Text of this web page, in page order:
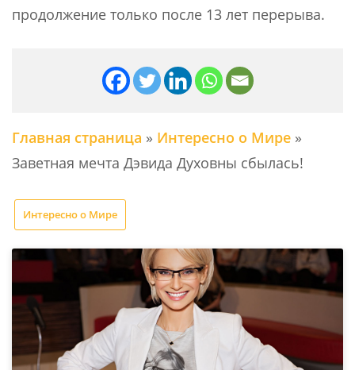
продолжение только после 13 лет перерыва.
Главная страница » Интересно о Мире »
Заветная мечта Дэвида Духовны сбылась!
Интересно о Мире